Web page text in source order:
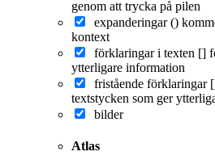
genom att trycka på pilen
expanderingar ()
kontext
förklaringar i texten []
ytterligare information
fristående förklaringar
textstycken som ger
bilder
Atlas